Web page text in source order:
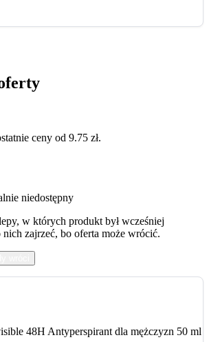
ceny od 9.75 zł.
niedostępny
w których produkt był wcześniej
zajrzeć, bo oferta może wrócić.
48H Antyperspirant dla mężczyzn 50 ml